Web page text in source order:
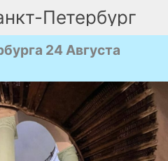
Петербург
24 Августа